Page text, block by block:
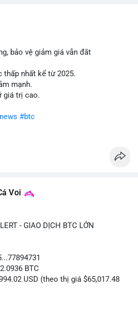
bảo vệ giảm giá vẫn đắt
thấp nhất kể từ 2025.
mạnh.
giá trị cao.
#btc
Voi
- GIAO DỊCH BTC LỚN
BTC
USD (theo thị giá $65,017.48